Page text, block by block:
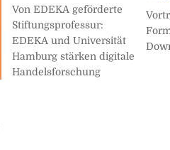
Von EDEKA geförderte
Stiftungsprofessur:
EDEKA und Universität
Hamburg stärken digitale
Handelsforschung